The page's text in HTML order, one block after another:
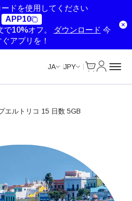
ードを使用してください
APP10
で10%オフ。
ダウンロード 今
ぐアプリを！
JA JPY
エルトリコ 15 日数 5GB